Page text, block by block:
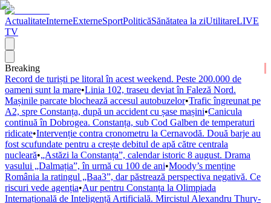
ActualitateInterneExterneSportPoliticăSănătatea la ziUtilitareLIVE
TV
Breaking
Record de turiști pe litoral în acest weekend. Peste 200.000 de
oameni sunt la mare•Linia 102, traseu deviat în Faleză Nord.
Mașinile parcate blochează accesul autobuzelor•Trafic îngreunat pe
A2, spre Constanța, după un accident cu șase mașini•Canicula
continuă în Dobrogea. Constanța, sub Cod Galben de temperaturi
ridicate•Intervenție contra cronometru la Cernavodă. Două barje au
fost scufundate pentru a crește debitul de apă către centrala
nucleară•„Astăzi la Constanța”, calendar istoric 8 august. Drama
vasului „Dalmația”, în urmă cu 100 de ani•Moody’s menține
România la ratingul „Baa3”, dar păstrează perspectiva negativă. Ce
riscuri vede agenția•Aur pentru Constanța la Olimpiada
Internațională de Inteligență Artificială. Mircistul Alexandru Thury-